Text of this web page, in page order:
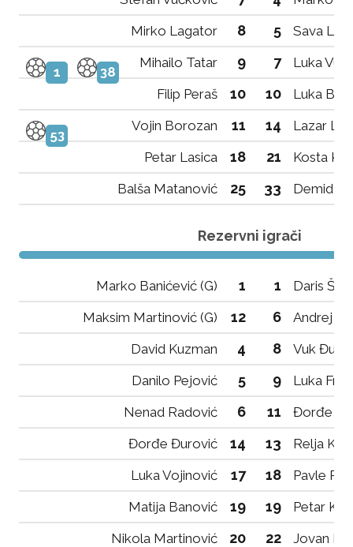
Mirko Lagator
8 5 Sava
1 38
Mihailo Tatar 9 7
Luka
Filip Peraš
10 10 Luka
53
Vojin Borozan 11 14
Lazar
Petar Lasica
18 21
Kosta
Balša Matanović
25 33 Demid
Rezervni igrači
Marko Banićević (G) 1 1
Daris
Maksim Martinović (G)
12 6
Andrej
David Kuzman
4 8
Vuk
Danilo Pejović
5 9
Luka
Nenad Radović
6 11
Đorđe
Đorđe Đurović
14 13
Relja
Luka Vojinović
17 18
Pavle
Matija Banović
19 19
Petar
Nikola Martinović
20 22
Jovan